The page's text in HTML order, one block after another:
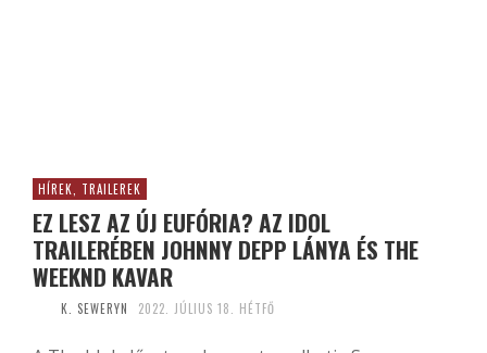
HÍREK, TRAILEREK
EZ LESZ AZ ÚJ EUFÓRIA? AZ IDOL
TRAILERÉBEN JOHNNY DEPP LÁNYA ÉS THE
WEEKND KAVAR
K. SEWERYN 2022. JÚLIUS 18. HÉTFŐ